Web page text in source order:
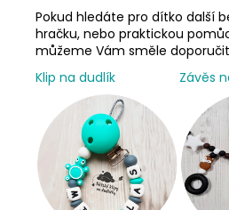
Pokud hledáte pro dítko další
hračku, nebo praktickou
můžeme Vám směle
Klip na dudlík
Závěs